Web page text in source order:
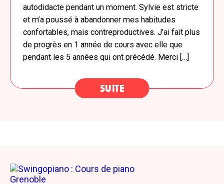
autodidacte pendant un moment. Sylvie est stricte
et m’a poussé à abandonner mes habitudes
confortables, mais contreproductives. J’ai fait plus
de progrès en 1 année de cours avec elle que
pendant les 5 années qui ont précédé. Merci […]
SUITE